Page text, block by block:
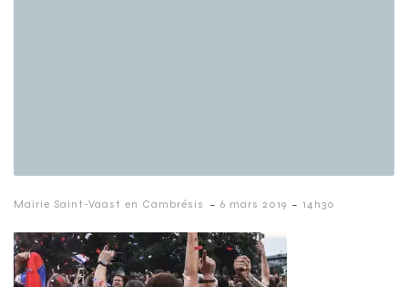
Mairie Saint-Vaast en Cambrésis - 6 mars 2019 - 14h30